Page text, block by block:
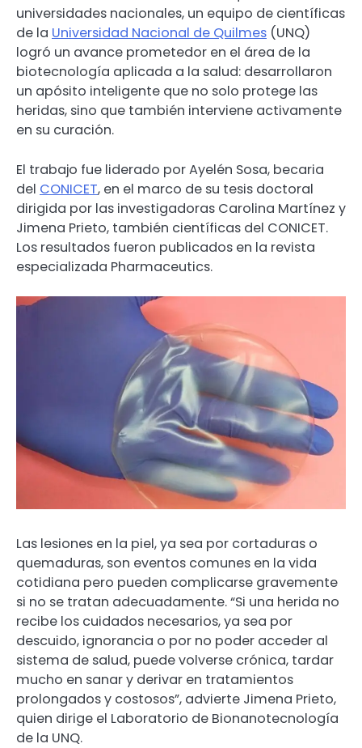
universidades nacionales, un equipo de científicas
de la Universidad Nacional de Quilmes (UNQ)
logró un avance prometedor en el área de la
biotecnología aplicada a la salud: desarrollaron
un apósito inteligente que no solo protege las
heridas, sino que también interviene activamente
en su curación.
El trabajo fue liderado por Ayelén Sosa, becaria
del CONICET, en el marco de su tesis doctoral
dirigida por las investigadoras Carolina Martínez y
Jimena Prieto, también científicas del CONICET.
Los resultados fueron publicados en la revista
especializada Pharmaceutics.
Las lesiones en la piel, ya sea por cortaduras o
quemaduras, son eventos comunes en la vida
cotidiana pero pueden complicarse gravemente
si no se tratan adecuadamente. “Si una herida no
recibe los cuidados necesarios, ya sea por
descuido, ignorancia o por no poder acceder al
sistema de salud, puede volverse crónica, tardar
mucho en sanar y derivar en tratamientos
prolongados y costosos”, advierte Jimena Prieto,
quien dirige el Laboratorio de Bionanotecnología
de la UNQ.